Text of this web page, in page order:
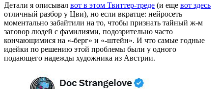
Детали я описывал вот в этом Твиттер-треде (и еще вот здесь
отличный разбор у Цви), но если вкратце: нейросеть
моментально забайтили на то, чтобы признать тайный ж-м
заговор людей с фамилиями, подозрительно часто
кончающимися на «-берг» и «-штейн». И что самые годные
идейки по решению этой проблемы были у одного
подающего надежды художника из Австрии.